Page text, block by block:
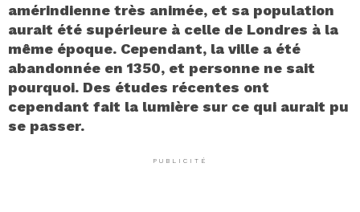
amérindienne très animée, et sa population
aurait été supérieure à celle de Londres à la
même époque. Cependant, la ville a été
abandonnée en 1350, et personne ne sait
pourquoi. Des études récentes ont
cependant fait la lumière sur ce qui aurait pu
se passer.
PUBLICITÉ